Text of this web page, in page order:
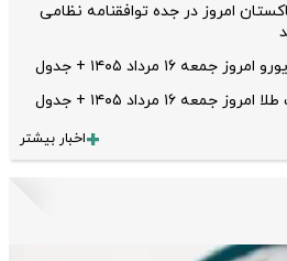
امروز در جده توافقنامه نظامی
۱۶ مرداد ۱۴۰۵ + جدول
۱۶ مرداد ۱۴۰۵ + جدول
اخبار بیشتر